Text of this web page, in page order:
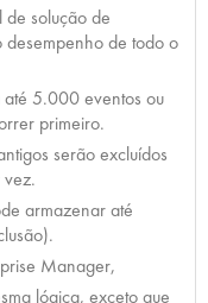
de solução de
de todo o
5.000 eventos ou
primeiro.
serão excluídos
armazenar até
Manager,
lógica, exceto que